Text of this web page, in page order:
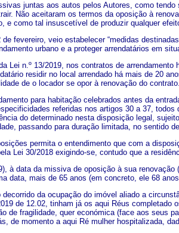
juntas aos autos pelos Autores, como
Não aceitaram os termos da oposição à
e como tal insuscetível de produzir qualquer
fevereiro, veio estabelecer “medidas
urbano e a proteger arrendatários em
Lei n.º 13/2019, nos contratos de
residir no local arrendado há mais de 20
de o locador se opor à renovação do contrato.
para habitação celebrados antes da
referidas nos artigos 30 a 37,
do determinado nesta disposição legal,
passando para duração limitada, no sentido
permita o entendimento que com a
Lei 30/2018 exigindo-se, contudo que a
à data da missiva de oposição à sua
data, mais de 65 anos (em concreto, ele 68
da ocupação do imóvel aliado a
de 12.02, tinham já os aqui Réus
de fragilidade, quer económica (face aos seus
de momento a aqui Ré mulher hospitalizada,